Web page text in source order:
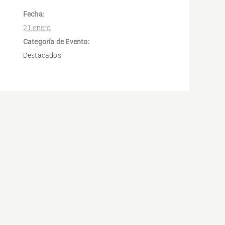
Fecha:
21 enero
Categoría de Evento:
Destacados